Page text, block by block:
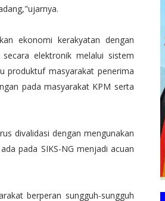
ekonomi kerakyatan dengan
elektronik melalui sistem
produktuf masyarakat penerima
pada masyarakat KPM serta
divalidasi dengan mengunakan
pada SIKS-NG menjadi acuan
berperan sungguh-sungguh